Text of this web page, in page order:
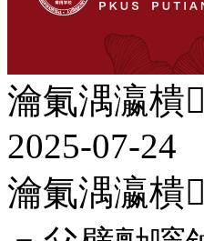
瀹氭湡瀛樻
2025-07-24
瀹氭湡瀛樻